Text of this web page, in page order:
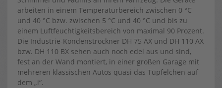
arbeiten in einem Temperaturbereich zwischen 0 °C
und 40 °C bzw. zwischen 5 °C und 40 °C und bis zu
einem Luftfeuchtigkeitsbereich von maximal 90 Prozent.
Die Industrie-Kondenstrockner DH 75 AX und DH 110 AX
bzw. DH 110 BX sehen auch noch edel aus und sind,
fest an der Wand montiert, in einer großen Garage mit
mehreren klassischen Autos quasi das Tüpfelchen auf
dem „i“.